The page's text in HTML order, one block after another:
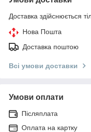
Доставка здійснюється
Нова Пошта
Доставка поштою
Всі умови доставки
Умови оплати
Післяплата
Оплата на картку